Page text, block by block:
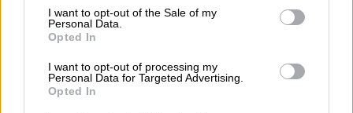
consent section.
I want to opt-out of the Sale of my
Personal Data.
Opted In
I want to opt-out of processing my
Personal Data for Targeted Advertising.
Opted In
Παράλληλα, έχουν κινητοποιηθεί όλοι οι
συμμετέχοντες της
ΣυνόδουτωνΠεριφερειαρχών
, αφού δεν
μπορεί να γίνει η σύνοδος, μια και ο κ.